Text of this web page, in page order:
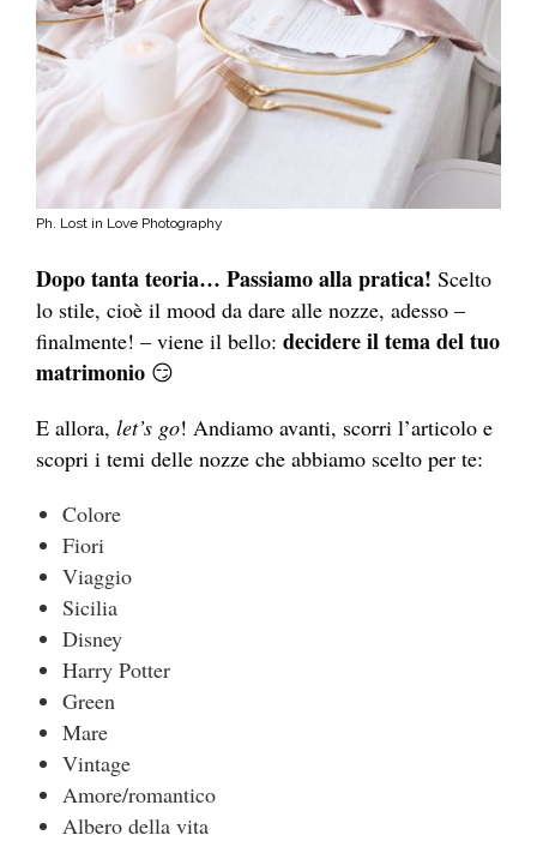
Ph. Lost in Love Photography
Dopo tanta teoria… Passiamo alla pratica! Scelto
lo stile, cioè il mood da dare alle nozze, adesso –
finalmente! – viene il bello: decidere il tema del tuo
matrimonio 😏
E allora, let’s go! Andiamo avanti, scorri l’articolo e
scopri i temi delle nozze che abbiamo scelto per te:
Colore
Fiori
Viaggio
Sicilia
Disney
Harry Potter
Green
Mare
Vintage
Amore/romantico
Albero della vita